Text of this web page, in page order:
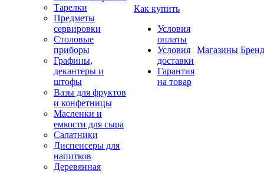
Тарелки
Предметы
сервировки
Столовые
приборы
Графины,
декантеры и
штофы
Вазы для фруктов
и конфетницы
Масленки и
емкости для сыра
Салатники
Диспенсеры для
напитков
Деревянная
Как купить
Условия
оплаты
Условия
доставки
Гарантия
на товар
Магазины